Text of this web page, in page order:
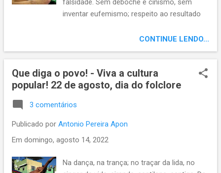
inventar eufemismo; respeito ao resultado
obediente à constituição, sem treta, mutreta,
instituição. Nada de enrustido moralismo;
nem armas nem ódios, negacionismo,
armação, opróbrios; sem populismo, sem
CONTINUE LENDO...
Que diga o povo! - Viva a cultura
popular! 22 de agosto, dia do folclore
3 comentários
Publicado por Antonio Pereira Apon
Em domingo, agosto 14, 2022
Na dança, na trança; no traçar da lida, no